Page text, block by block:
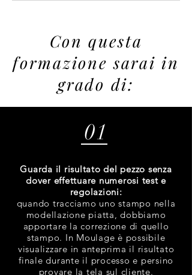
Con questa
formazione sarai in
grado di:
01
Guarda il risultato del pezzo senza
dover effettuare numerosi test e
regolazioni:
quando tracciamo uno stampo nella
modellazione piatta, dobbiamo
apportare la correzione di quello
stampo. In Moulage è possibile
visualizzare in anteprima il risultato
finale durante il processo e persino
provare la tela sul cliente.